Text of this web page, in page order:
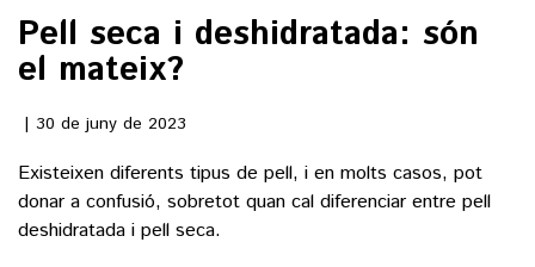
POLÍTICA
SOCIETAT
ESPORTS
Pell seca i deshidratada: són
el mateix?
30 de juny de 2023
Existeixen diferents tipus de pell, i en molts casos, pot
donar a confusió, sobretot quan cal diferenciar entre pell
deshidratada i pell seca.